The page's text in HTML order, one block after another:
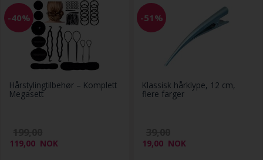
-40%
Hårstylingtilbehør – Komplett
Megasett
119,00 NOK
-51%
Klassisk hårklype, 12 cm,
flere farger
19,00 NOK